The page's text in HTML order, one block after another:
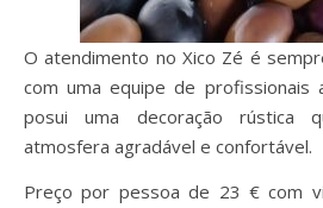
O atendimento no Xico Zé é
com uma equipe de profissionais
posui uma decoração rústica
atmosfera agradável e confortável.
Preço por pessoa de 23 € com